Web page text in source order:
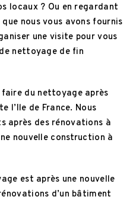
locaux ? Ou en regardant
nous vous avons fournis
une visite pour vous
nettoyage de fin
faire du nettoyage après
l’Ile de France. Nous
après des rénovations à
nouvelle construction à
est après une nouvelle
d’un bâtiment